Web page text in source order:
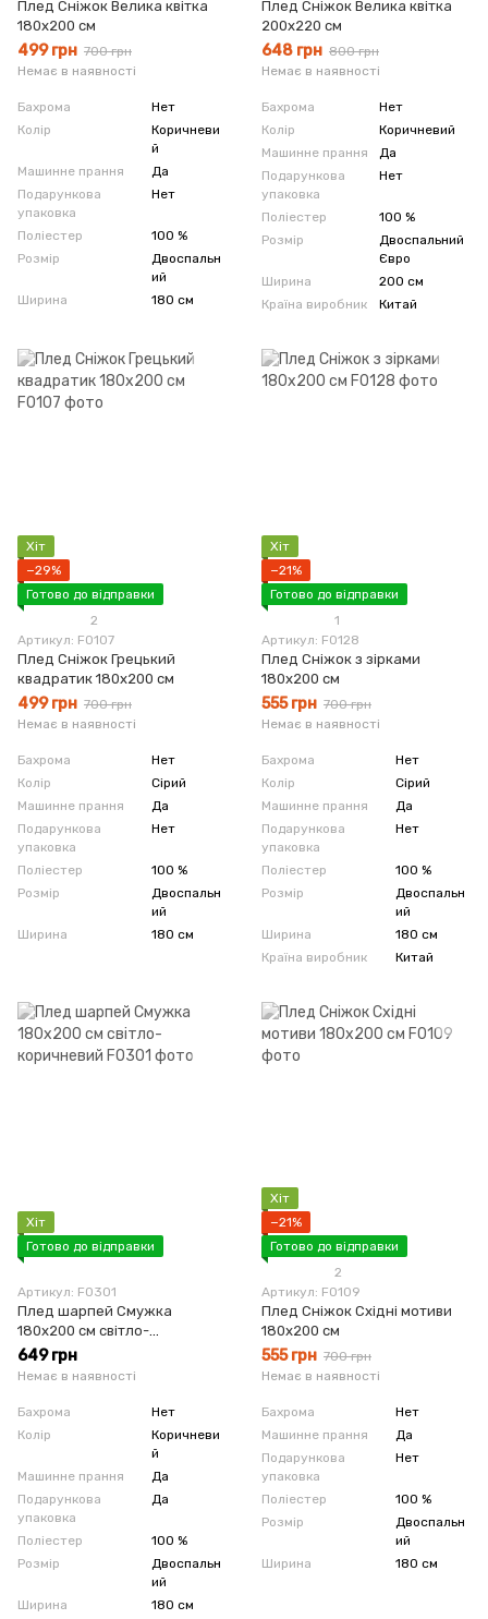
Плед Сніжок Велика квітка
180х200 см
499 грн 700 грн
Немає в наявності
Бахрома
Нет
Колір
Коричневи
й
Машинне прання
Да
Подарункова
упаковка
Нет
Поліестер
100 %
Розмір
Двоспальн
ий
Ширина
180 см
Плед Сніжок Велика квітка
200х220 см
648 грн 800 грн
Немає в наявності
Бахрома
Нет
Колір
Коричневий
Машинне прання
Да
Подарункова
упаковка
Нет
Поліестер
100 %
Розмір
Двоспальний
Євро
Ширина
200 см
Країна виробник
Китай
Хіт
−29%
Готово до відправки
2
Артикул: F0107
Плед Сніжок Грецький
квадратик 180х200 см
499 грн 700 грн
Немає в наявності
Бахрома
Нет
Колір
Сірий
Машинне прання
Да
Подарункова
упаковка
Нет
Поліестер
100 %
Розмір
Двоспальн
ий
Ширина
180 см
Хіт
−21%
Готово до відправки
1
Артикул: F0128
Плед Сніжок з зірками
180x200 см
555 грн 700 грн
Немає в наявності
Бахрома
Нет
Колір
Сірий
Машинне прання
Да
Подарункова
упаковка
Нет
Поліестер
100 %
Розмір
Двоспальн
ий
Ширина
180 см
Країна виробник
Китай
Хіт
Готово до відправки
Артикул: F0301
Плед шарпей Смужка
180х200 см світло-
коричневий
649 грн
Немає в наявності
Бахрома
Нет
Колір
Коричневи
й
Машинне прання
Да
Подарункова
упаковка
Да
Поліестер
100 %
Розмір
Двоспальн
ий
Ширина
180 см
Хіт
−21%
Готово до відправки
2
Артикул: F0109
Плед Сніжок Східні мотиви
180х200 см
555 грн 700 грн
Немає в наявності
Бахрома
Нет
Машинне прання
Да
Подарункова
упаковка
Нет
Поліестер
100 %
Розмір
Двоспальн
ий
Ширина
180 см